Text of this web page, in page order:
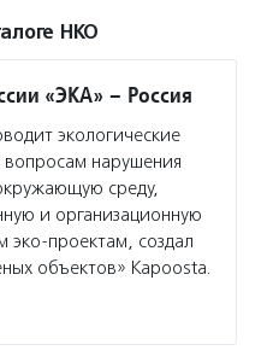
НКО
«ЭКА» – Россия
экологические
вопросам нарушения
среду,
и организационную
эко-проектам, создал
объектов» Kapoosta.